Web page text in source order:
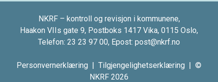
NKRF – kontroll og revisjon i kommunene,
Haakon VIIs gate 9, Postboks 1417 Vika, 0115 Oslo,
Telefon: 23 23 97 00, Epost: post@nkrf.no
Personvernerklæring | Tilgjengelighetserklæring | ©
NKRF 2026